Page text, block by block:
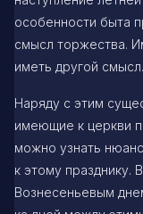
особенности быта
смысл торжества.
иметь другой смысл.
Наряду с этим
имеющие к церкви
можно узнать
к этому празднику.
Вознесеньевым